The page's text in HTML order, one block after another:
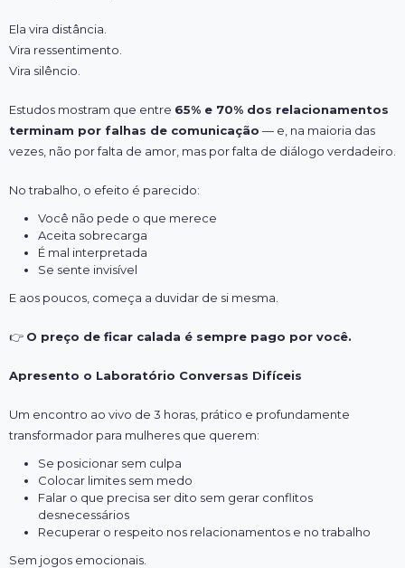
Ela vira distância.
Vira ressentimento.
Vira silêncio.
Estudos mostram que entre 65% e 70% dos relacionamentos
terminam por falhas de comunicação — e, na maioria das
vezes, não por falta de amor, mas por falta de diálogo verdadeiro.
No trabalho, o efeito é parecido:
Você não pede o que merece
Aceita sobrecarga
É mal interpretada
Se sente invisível
E aos poucos, começa a duvidar de si mesma.
👉 O preço de ficar calada é sempre pago por você.
Apresento o Laboratório Conversas Difíceis
Um encontro ao vivo de 3 horas, prático e profundamente
transformador para mulheres que querem:
Se posicionar sem culpa
Colocar limites sem medo
Falar o que precisa ser dito sem gerar conflitos
desnecessários
Recuperar o respeito nos relacionamentos e no trabalho
Sem jogos emocionais.